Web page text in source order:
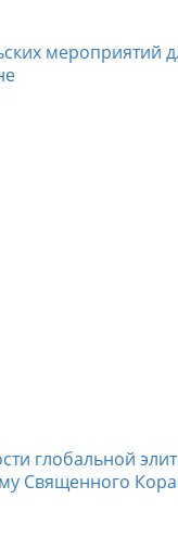
мероприятий
глобальной
Священного